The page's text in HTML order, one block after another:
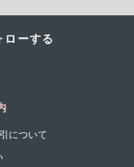
ーする
について